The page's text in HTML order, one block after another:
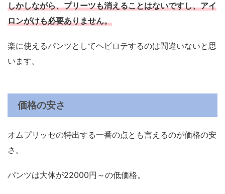
しかしながら、プリーツも消えることはないですし、アイ
ロンがけも必要ありません。
楽に使えるパンツとしてヘビロテするのは間違いないと思
います。
価格の安さ
オムプリッセの特出する一番の点とも言えるのが価格の安
さ。
パンツは大体が22000円～の低価格。